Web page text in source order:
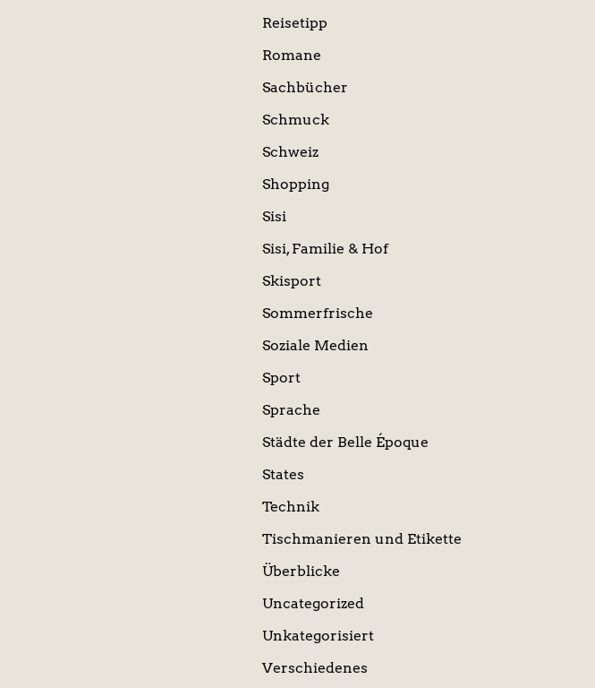
Reisetipp
Romane
Sachbücher
Schmuck
Schweiz
Shopping
Sisi
Sisi, Familie & Hof
Skisport
Sommerfrische
Soziale Medien
Sport
Sprache
Städte der Belle Époque
States
Technik
Tischmanieren und Etikette
Überblicke
Uncategorized
Unkategorisiert
Verschiedenes